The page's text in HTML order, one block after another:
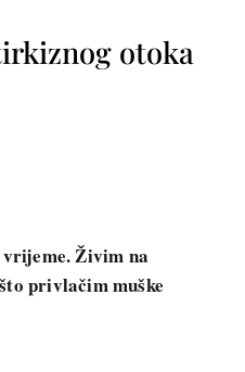
otoka
Živim na
privlačim muške